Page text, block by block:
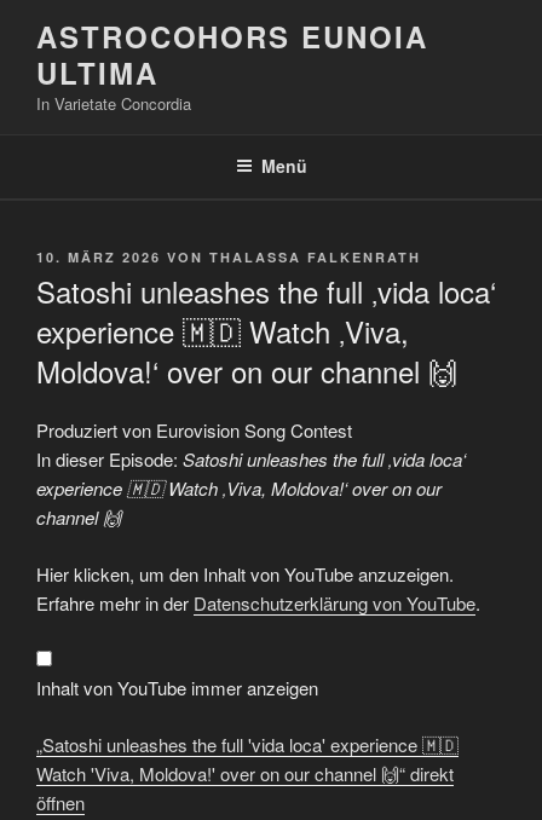
Inhalt
springen
ASTROCOHORS EUNOIA
ULTIMA
In Varietate Concordia
Menü
VERÖFFENTLICHT
10. MÄRZ 2026 VON THALASSA FALKENRATH
Satoshi unleashes the full ‚vida loca‘
experience 🇲🇩 Watch ‚Viva,
Moldova!‘ over on our channel 🙌
Produziert von Eurovision Song Contest
In dieser Episode: Satoshi unleashes the full ‚vida loca‘
experience 🇲🇩 Watch ‚Viva, Moldova!‘ over on our
channel 🙌
„Satoshi
unleashes
the
full
loca'
experience
🇲🇩
Watch
Moldova!'
over
on
our
channel
Hier klicken, um den Inhalt von YouTube anzuzeigen.
Erfahre mehr in der Datenschutzerklärung von YouTube.
Inhalt von YouTube immer anzeigen
„Satoshi unleashes the full 'vida loca' experience 🇲🇩
Watch 'Viva, Moldova!' over on our channel 🙌“ direkt
öffnen